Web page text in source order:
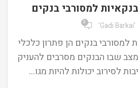
למסורבי בנקים
'Gadi Barkai'
0
למסורבי בנקים הן פתרון כלכלי
שבו הבנקים מסרבים להעניק
לסירוב יכולות להיות מגו...